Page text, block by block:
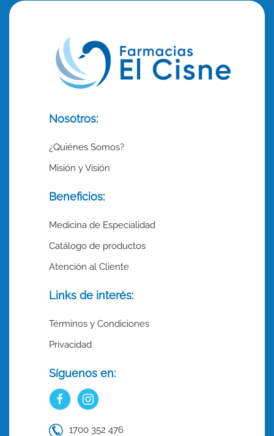
Nosotros:
¿Quiénes Somos?
Misión y Visión
Beneficios:
Medicina de Especialidad
Catálogo de productos
Atención al Cliente
Links de interés:
Términos y Condiciones
Privacidad
Síguenos en:
1700 352 476